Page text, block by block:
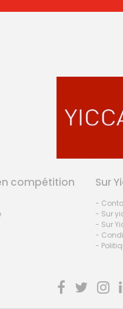
compétition Sur
-
- Sur
- Sur
-
-